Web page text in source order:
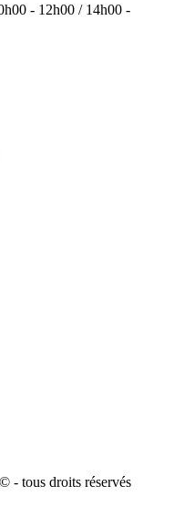
- 12h00 / 14h00 -
- tous droits réservés